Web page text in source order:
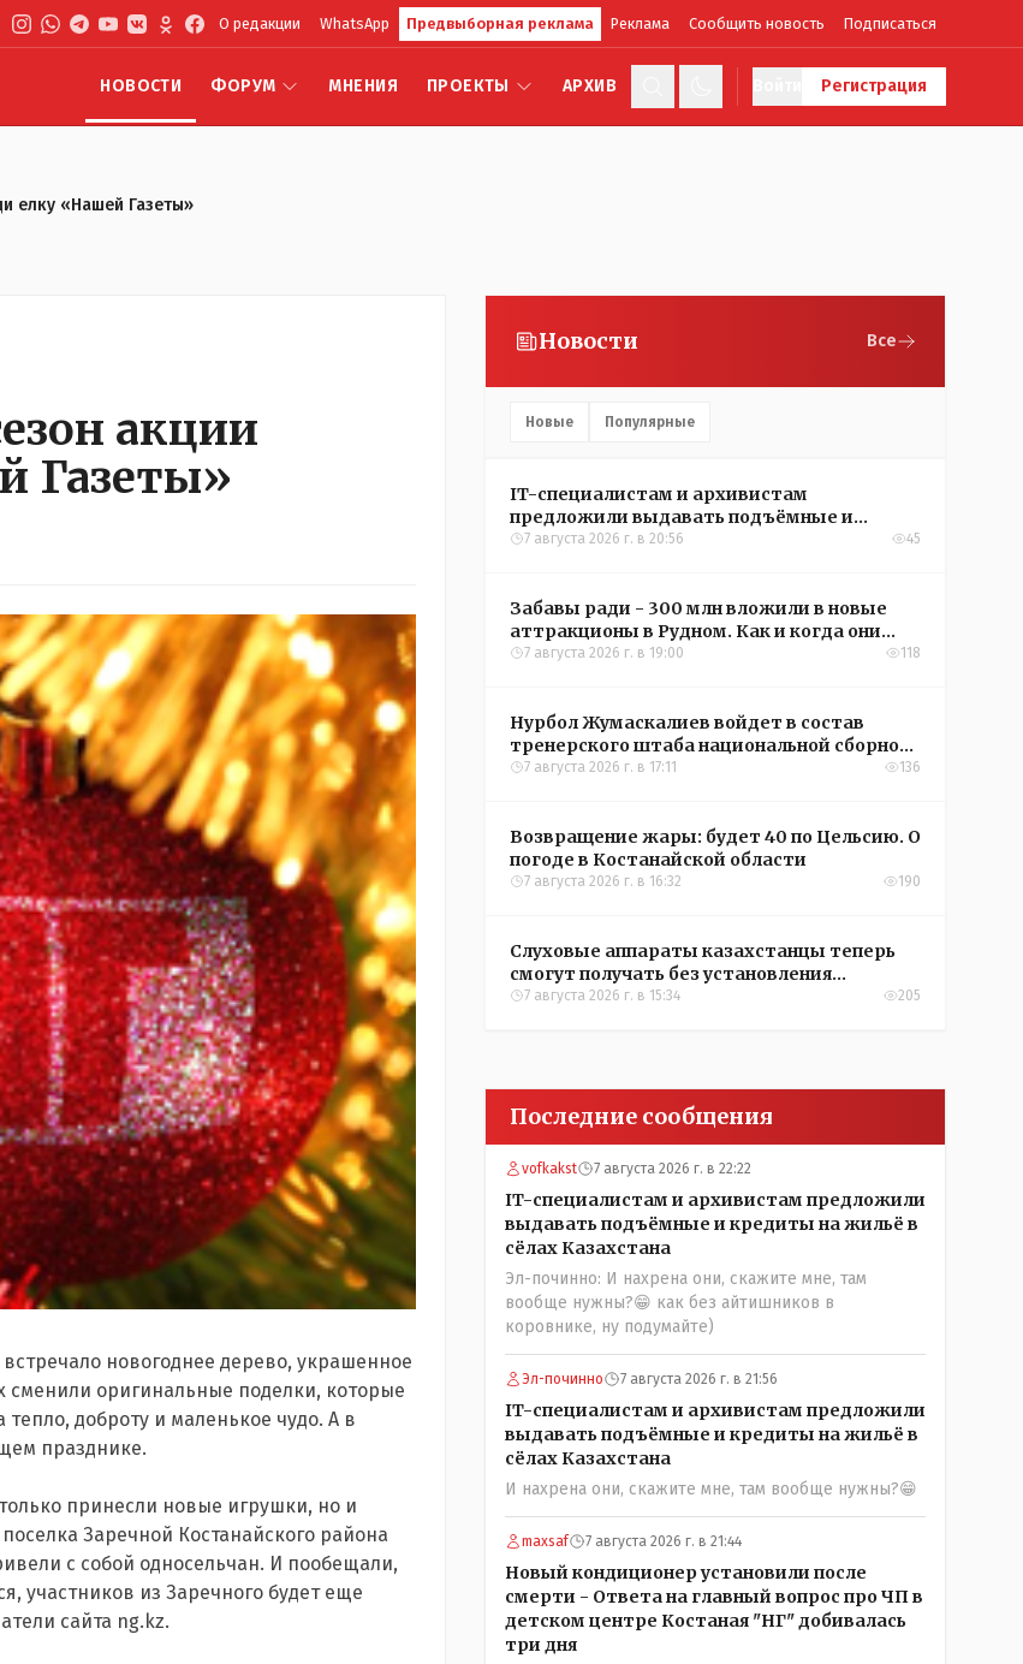
О редакции WhatsApp Предвыборная реклама Реклама Сообщить новость Подписаться
НОВОСТИ ФОРУМ МНЕНИЯ ПРОЕКТЫ АРХИВ Регистрация
елку «Нашей Газеты»
акции
Газеты»
новогоднее дерево, украшенное
оригинальные поделки, которые
доброту и маленькое чудо. А в
празднике.
принесли новые игрушки, но и
Заречной Костанайского района
с собой односельчан. И пообещали,
участников из Заречного будет еще
сайта ng.kz.
Новости Все
Новые Популярные
IT-специалистам и архивистам
предложили выдавать подъёмные и
кредиты на жильё в сёлах Казахстана
7 августа 2026 г. в 20:56 45
Забавы ради - 300 млн вложили в новые
аттракционы в Рудном. Как и когда они
окупятся?
7 августа 2026 г. в 19:00 118
Нурбол Жумаскалиев войдет в состав
тренерского штаба национальной сборной
Казахстана по футболу
7 августа 2026 г. в 17:11 136
Возвращение жары: будет 40 по Цельсию. О
погоде в Костанайской области
7 августа 2026 г. в 16:32 190
Слуховые аппараты казахстанцы теперь
смогут получать без установления
инвалидности
7 августа 2026 г. в 15:34 205
Последние сообщения
vofkakst 7 августа 2026 г. в 22:22
IT-специалистам и архивистам предложили
выдавать подъёмные и кредиты на жильё в
сёлах Казахстана
Эл-починно: И нахрена они, скажите мне, там
вообще нужны?😁 как без айтишников в
коровнике, ну подумайте)
Эл-починно 7 августа 2026 г. в 21:56
IT-специалистам и архивистам предложили
выдавать подъёмные и кредиты на жильё в
сёлах Казахстана
И нахрена они, скажите мне, там вообще нужны?😁
maxsaf 7 августа 2026 г. в 21:44
Новый кондиционер установили после
смерти - Ответа на главный вопрос про ЧП в
детском центре Костаная "НГ" добивалась
три дня